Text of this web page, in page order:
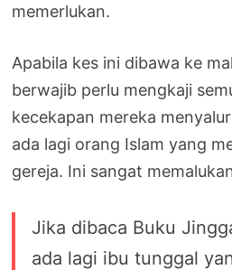
memerlukan.
Apabila kes ini dibawa ke
berwajib perlu mengkaji
kecekapan mereka
ada lagi orang Islam yang
gereja. Ini sangat
Jika dibaca Buku
ada lagi ibu tunggal